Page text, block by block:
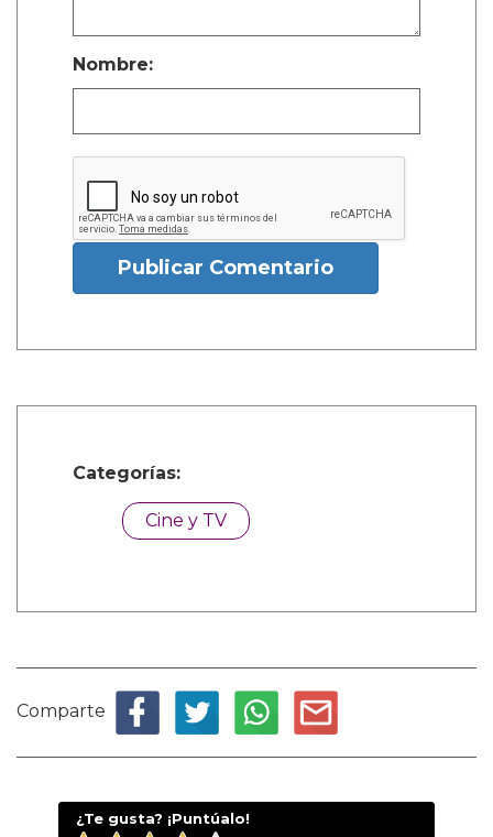
Nombre:
Publicar Comentario
Categorías:
Cine y TV
Comparte
¿Te gusta? ¡Puntúalo!